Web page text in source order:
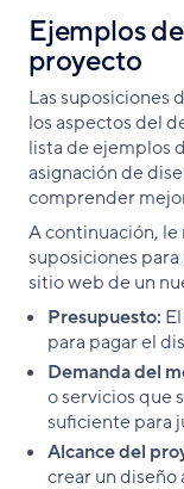
Ejemplos
proyecto
Las suposiciones
los aspectos del
lista de ejemplos
asignación de
comprender
A continuación,
suposiciones
sitio web de un
Presupuesto:
para pagar el
Demanda del
o servicios que
suficiente para
Alcance del
crear un diseño